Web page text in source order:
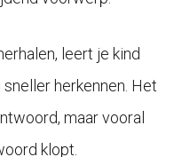
leert je kind
herkennen. Het
maar vooral
klopt.